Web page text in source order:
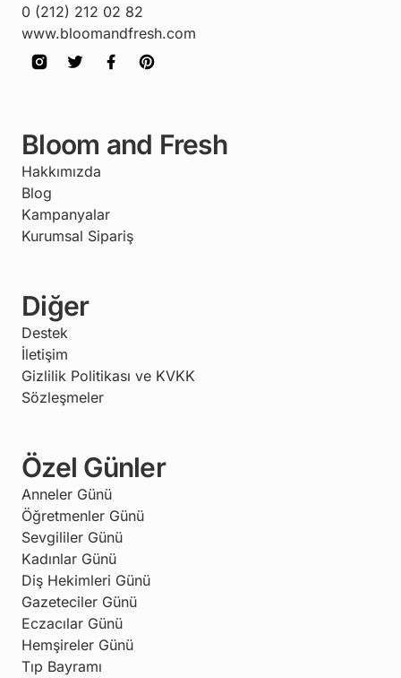
0 (212) 212 02 82
www.bloomandfresh.com
Bloom and Fresh
Hakkımızda
Blog
Kampanyalar
Kurumsal Sipariş
Diğer
Destek
İletişim
Gizlilik Politikası ve KVKK
Sözleşmeler
Özel Günler
Anneler Günü
Öğretmenler Günü
Sevgililer Günü
Kadınlar Günü
Diş Hekimleri Günü
Gazeteciler Günü
Eczacılar Günü
Hemşireler Günü
Tıp Bayramı